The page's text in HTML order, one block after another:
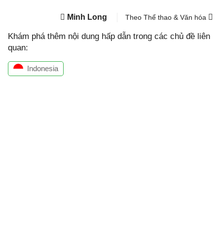
Minh Long Theo Thể thao & Văn hóa
Khám phá thêm nội dung hấp dẫn trong các chủ đề liên
quan:
Indonesia